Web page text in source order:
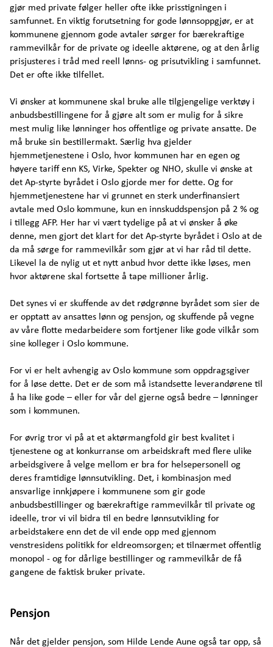
gjør med private følger heller ofte ikke prisstigningen i
samfunnet. En viktig forutsetning for gode lønnsoppgjør, er at
kommunene gjennom gode avtaler sørger for bærekraftige
rammevilkår for de private og ideelle aktørene, og at den årlig
prisjusteres i tråd med reell lønns- og prisutvikling i samfunnet.
Det er ofte ikke tilfellet.
Vi ønsker at kommunene skal bruke alle tilgjengelige verktøy i
anbudsbestillingene for å gjøre alt som er mulig for å sikre
mest mulig like lønninger hos offentlige og private ansatte. De
må bruke sin bestillermakt. Særlig hva gjelder
hjemmetjenestene i Oslo, hvor kommunen har en egen og
høyere tariff enn KS, Virke, Spekter og NHO, skulle vi ønske at
det Ap-styrte byrådet i Oslo gjorde mer for dette. Og for
hjemmetjenestene har vi grunnet en sterk underfinansiert
avtale med Oslo kommune, kun en innskuddspensjon på 2 % og
i tillegg AFP. Her har vi vært tydelige på at vi ønsker å øke
denne, men gjort det klart for det Ap-styrte byrådet i Oslo at de
da må sørge for rammevilkår som gjør at vi har råd til dette.
Likevel la de nylig ut et nytt anbud hvor dette ikke løses, men
hvor aktørene skal fortsette å tape millioner årlig.
Det synes vi er skuffende av det rødgrønne byrådet som sier de
er opptatt av ansattes lønn og pensjon, og skuffende på vegne
av våre flotte medarbeidere som fortjener like gode vilkår som
sine kolleger i Oslo kommune.
For vi er helt avhengig av Oslo kommune som oppdragsgiver
for å løse dette. Det er de som må istandsette leverandørene til
å ha like gode – eller for vår del gjerne også bedre – lønninger
som i kommunen.
For øvrig tror vi på at et aktørmangfold gir best kvalitet i
tjenestene og at konkurranse om arbeidskraft med flere ulike
arbeidsgivere å velge mellom er bra for helsepersonell og
deres framtidige lønnsutvikling. Det, i kombinasjon med
ansvarlige innkjøpere i kommunene som gir gode
anbudsbestillinger og bærekraftige rammevilkår til private og
ideelle, tror vi vil bidra til en bedre lønnsutvikling for
arbeidstakere enn det de vil ende opp med gjennom
venstresidens politikk for eldreomsorgen; et tilnærmet offentlig
monopol - og for dårlige bestillinger og rammevilkår de få
gangene de faktisk bruker private.
Pensjon
Når det gjelder pensjon, som Hilde Lende Aune også tar opp, så